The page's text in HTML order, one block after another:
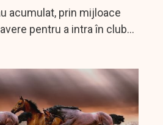
acumulat, prin mijloace
pentru a intra în clubul
nu ar fi reușit dacă s-ar fi